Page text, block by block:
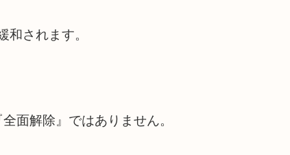
和されます。
面解除』ではありません。